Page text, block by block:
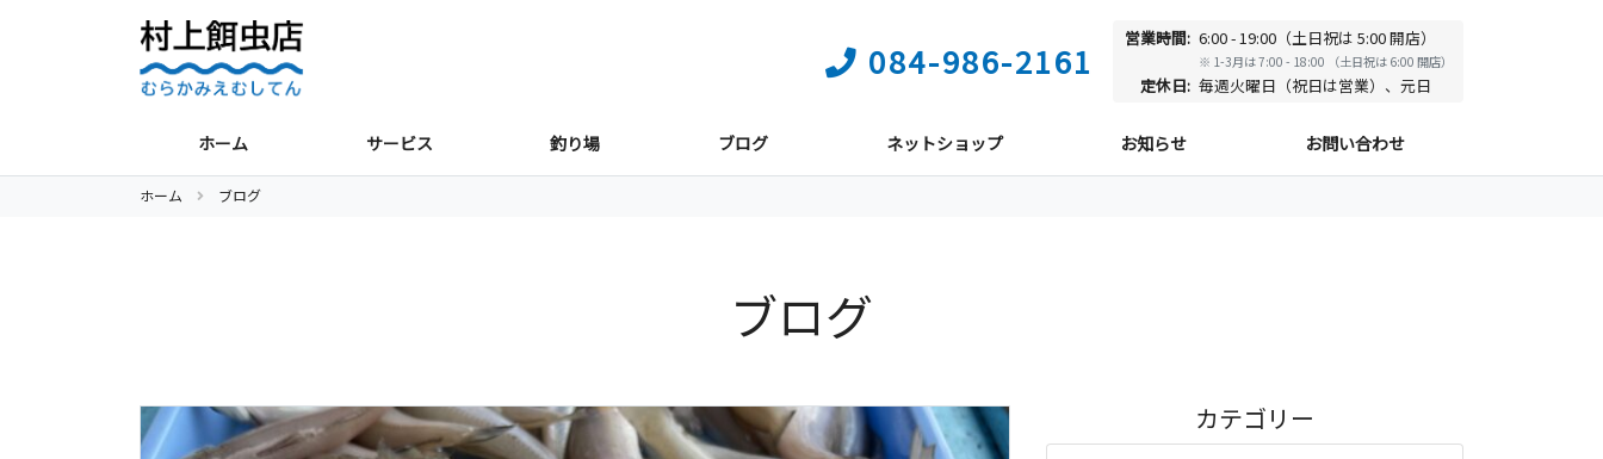
084-986-2161
営業時間: 6:00 - 19:00（土日祝は 5:00 開店）
※ 1-3月は 7:00 - 18:00 （土日祝は 6:00 開店）
定休日: 毎週火曜日（祝日は営業）、元日
ホーム サービス 釣り場 ブログ ネットショップ お知らせ お問い合わせ
ホーム ブログ
ブログ
カテゴリー